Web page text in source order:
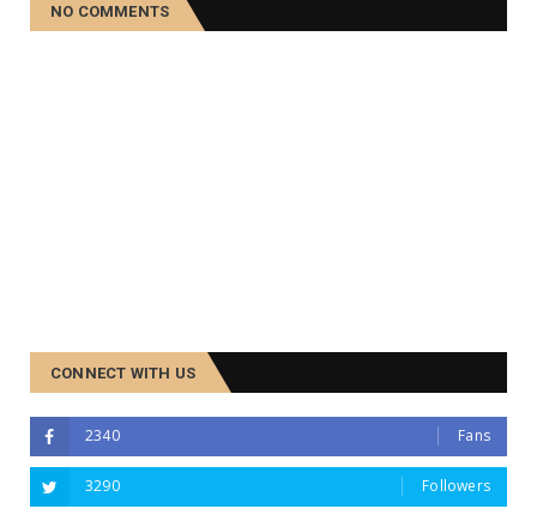
NO COMMENTS
CONNECT WITH US
2340 Fans
3290 Followers